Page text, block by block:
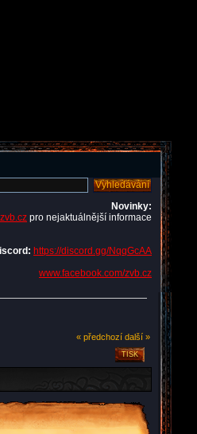
Novinky:
pro nejaktuálnější informace
https://discord.gg/NqqGcAA
www.facebook.com/zvb.cz
« předchozí další »
TISK